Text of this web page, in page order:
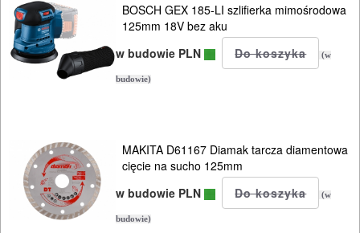
Do
pił
ALLIGATOR
i
ukośnic
Do
BOSCH GEX 185-LI szlifierka mimośrodowa
125mm 18V bez aku
w budowie PLN
(w
budowie)
MAKITA D61167 Diamak tarcza diamentowa
cięcie na sucho 125mm
w budowie PLN
(w
budowie)